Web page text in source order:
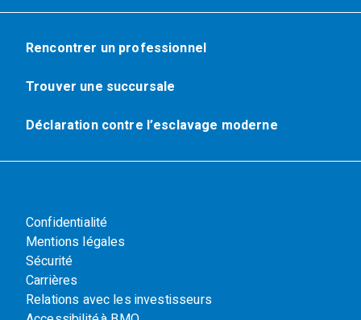
Rencontrer un professionnel
Trouver une succursale
Déclaration contre l’esclavage moderne
Confidentialité
Mentions légales
Sécurité
Carrières
Relations avec les investisseurs